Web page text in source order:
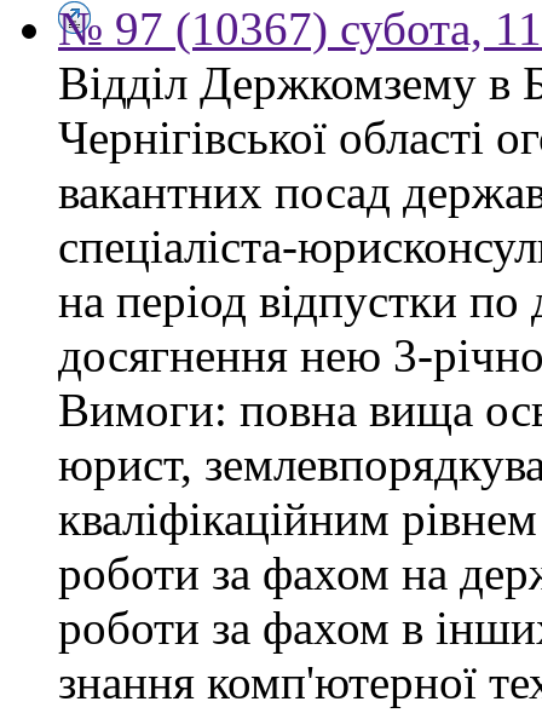
№ 97 (10367) субота,
Відділ Держкомзему в
Чернігівської області
вакантних посад
спеціаліста-
на період відпустки
досягнення нею 3-
Вимоги: повна вища
юрист,
кваліфікаційним
роботи за фахом на
роботи за фахом в
знання комп'ютерної